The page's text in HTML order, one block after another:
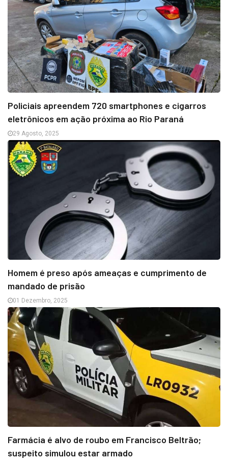
Policiais apreendem 720 smartphones e cigarros
eletrônicos em ação próxima ao Rio Paraná
29 Agosto, 2025
Homem é preso após ameaças e cumprimento de
mandado de prisão
01 Dezembro, 2025
Farmácia é alvo de roubo em Francisco Beltrão;
suspeito simulou estar armado